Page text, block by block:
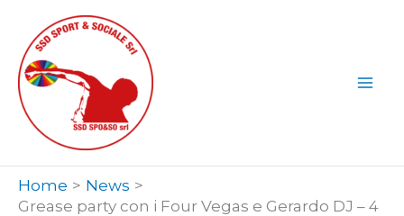
contenuto
Home
News
Grease party con i Four Vegas e Gerardo DJ – 4